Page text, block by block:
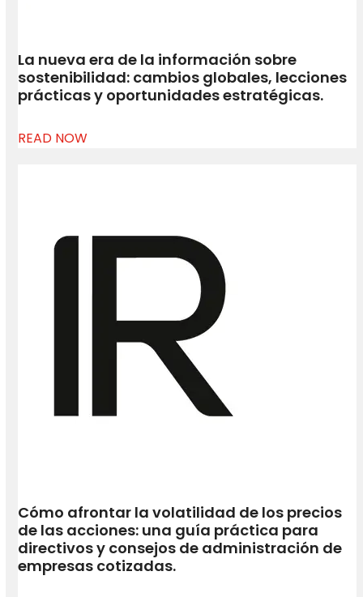
La nueva era de la información sobre
sostenibilidad: cambios globales, lecciones
prácticas y oportunidades estratégicas.
READ NOW
Cómo afrontar la volatilidad de los precios
de las acciones: una guía práctica para
directivos y consejos de administración de
empresas cotizadas.